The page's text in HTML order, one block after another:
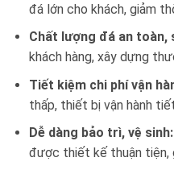
đá lớn cho khách, giảm
Chất lượng đá an toàn,
khách hàng, xây dựng
Tiết kiệm chi phí vận
thấp, thiết bị vận hành
Dễ dàng bảo trì, vệ sinh:
được thiết kế thuận tiện,